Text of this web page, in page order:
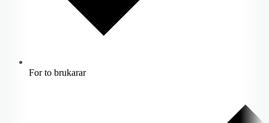
For to brukarar